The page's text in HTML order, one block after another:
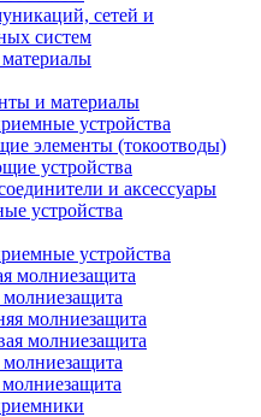
сетей и
систем
и материалы
устройства
элементы (токоотводы)
устройства
и аксессуары
устройства
устройства
молниезащита
молниезащита
молниезащита
молниезащита
молниезащита